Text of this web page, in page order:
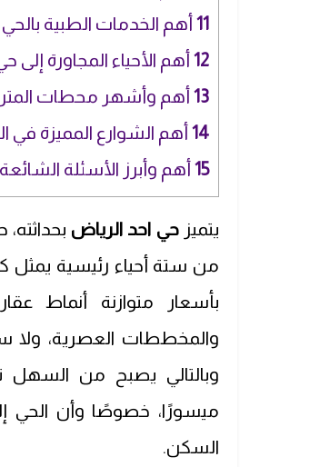
11 أهم الخدمات الطبية بالحي
12 أهم الأحياء المجاورة إلى
13 أهم وأشهر محطات
14 أهم الشوارع المميزة في
15 أهم وأبرز الأسئلة
يتميزحي احد الرياض
من ستة أحياء رئيسية يمثل
بأسعار متوازنة أنماط
والمخططات العصرية، ولا
وبالتالي يصبح من السهل
ميسورًا، خصوصًا وأن الحي
السكن.